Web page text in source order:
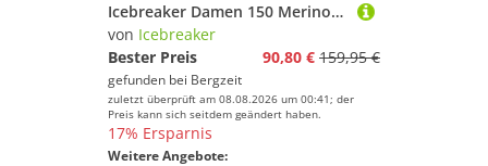
Icebreaker Damen 150 MerinoFine Ace Hoodie
von Icebreaker
Bester Preis
90,80 € 159,95 €
gefunden bei Bergzeit
zuletzt überprüft am 08.08.2026 um 00:41; der
Preis kann sich seitdem geändert haben.
17% Ersparnis
Weitere Angebote: